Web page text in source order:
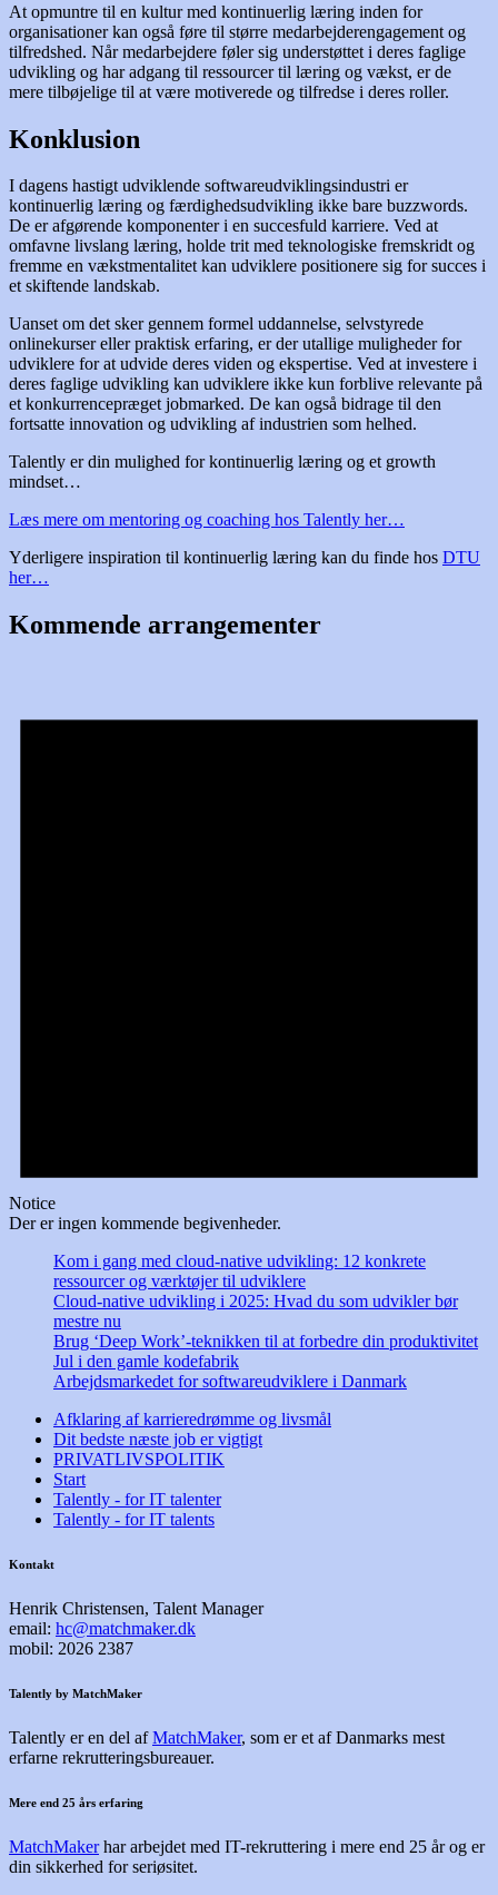
At opmuntre til en kultur med kontinuerlig læring inden for
organisationer kan også føre til større medarbejderengagement og
tilfredshed. Når medarbejdere føler sig understøttet i deres faglige
udvikling og har adgang til ressourcer til læring og vækst, er de
mere tilbøjelige til at være motiverede og tilfredse i deres roller.
Konklusion
I dagens hastigt udviklende softwareudviklingsindustri er
kontinuerlig læring og færdighedsudvikling ikke bare buzzwords.
De er afgørende komponenter i en succesfuld karriere. Ved at
omfavne livslang læring, holde trit med teknologiske fremskridt og
fremme en vækstmentalitet kan udviklere positionere sig for succes i
et skiftende landskab.
Uanset om det sker gennem formel uddannelse, selvstyrede
onlinekurser eller praktisk erfaring, er der utallige muligheder for
udviklere for at udvide deres viden og ekspertise. Ved at investere i
deres faglige udvikling kan udviklere ikke kun forblive relevante på
et konkurrencepræget jobmarked. De kan også bidrage til den
fortsatte innovation og udvikling af industrien som helhed.
Talently er din mulighed for kontinuerlig læring og et growth
mindset…
Læs mere om mentoring og coaching hos Talently her…
Yderligere inspiration til kontinuerlig læring kan du finde hos DTU
her…
Kommende arrangementer
Notice
Der er ingen kommende begivenheder.
Kom i gang med cloud-native udvikling: 12 konkrete
ressourcer og værktøjer til udviklere
Cloud-native udvikling i 2025: Hvad du som udvikler bør
mestre nu
Brug ‘Deep Work’-teknikken til at forbedre din produktivitet
Jul i den gamle kodefabrik
Arbejdsmarkedet for softwareudviklere i Danmark
Afklaring af karrieredrømme og livsmål
Dit bedste næste job er vigtigt
PRIVATLIVSPOLITIK
Start
Talently - for IT talenter
Talently - for IT talents
Kontakt
Henrik Christensen, Talent Manager
email: hc@matchmaker.dk
mobil: 2026 2387
Talently by MatchMaker
Talently er en del afMatchMaker, som er et af Danmarks mest
erfarne rekrutteringsbureauer.
Mere end 25 års erfaring
MatchMakerhar arbejdet med IT-rekruttering i mere end 25 år og er
din sikkerhed for seriøsitet.